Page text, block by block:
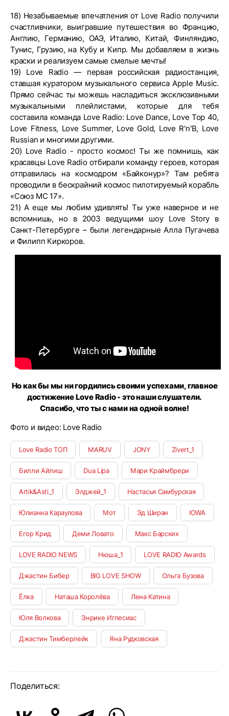
18) Незабываемые впечатления от Love Radio получили
счастливчики, выигравшие путешествия во Францию,
Англию, Германию, ОАЭ, Италию, Китай, Финляндию,
Тунис, Грузию, на Кубу и Кипр. Мы добавляем в жизнь
краски и реализуем самые смелые мечты!
19) Love Radio — первая российская радиостанция,
ставшая куратором музыкального сервиса Apple Music.
Прямо сейчас ты можешь насладиться эксклюзивными
музыкальными плейлистами, которые для тебя
составила команда Love Radio: Love Dance, Love Top 40,
Love Fitness, Love Summer, Love Gold, Love R'n'B, Love
Russian и многими другими.
20) Love Radio - просто космос! Ты же помнишь, как
красавцы Love Radio отбирали команду героев, которая
отправилась на космодром «Байконур»? Там ребята
проводили в бескрайний космос пилотируемый корабль
«Союз МС 17».
21) А еще мы любим удивлять! Ты уже наверное и не
вспомнишь, но в 2003 ведущими шоу Love Story в
Санкт-Петербурге – были легендарные Алла Пугачева
и Филипп Киркоров.
Но как бы мы ни гордились своими успехами, главное
достижение Love Radio - это наши слушатели.
Спасибо, что ты с нами на одной волне!
Фото и видео: Love Radio
Love Radio ТОП MARUV JONY Zivert_1
Билли Айлиш Dua Lipa Мари Краймбрери
Artik&Asti_1 Элджей_1 Настасья Самбурская
Юлианна Караулова Мот Эд Ширан IOWA
Егор Крид Деми Ловато Макс Барских
LOVE RADIO NEWS Нюша_1 LOVE RADIO Awards
Джастин Бибер BIG LOVE SHOW Ольга Бузова
Ёлка Наташа Королёва Лена Катина
Юля Волкова Энрике Иглесиас
Джастин Тимберлейк Яна Рудковская
Поделиться: